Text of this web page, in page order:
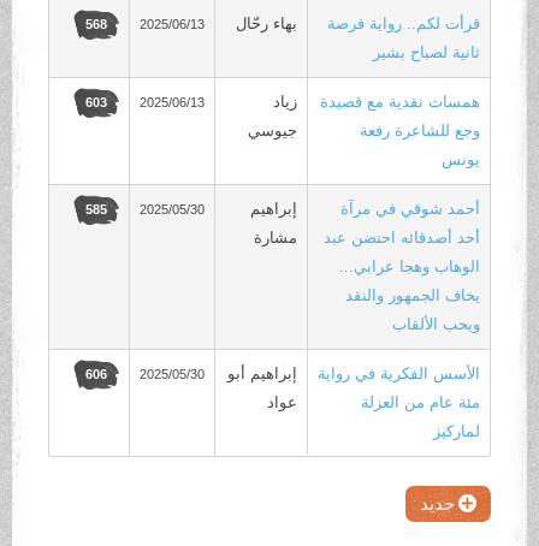
قرأت لكم.. رواية فرصة
ثانية لصباح بشير
بهاء رحّال 2025/06/13
568
همسات نقدية مع قصيدة
وجع للشاعرة رفعة
يونس
جيوسي
2025/06/13
603
أحمد شوقي في مرآة
أحد أصدقائه احتضن عبد
الوهاب وهجا عرابي…
يخاف الجمهور والنقد
ويحب الألقاب
إبراهيم
مشارة
2025/05/30
585
الأسس الفكرية في رواية
مئة عام من العزلة
لماركيز
إبراهيم أبو
عواد
2025/05/30
606
جديد